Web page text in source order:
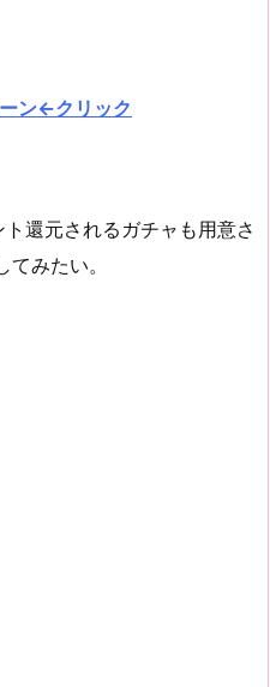
ン←クリック
還元されるガチャも用意さ
みたい。